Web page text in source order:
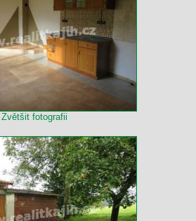
Zvětšit fotografii